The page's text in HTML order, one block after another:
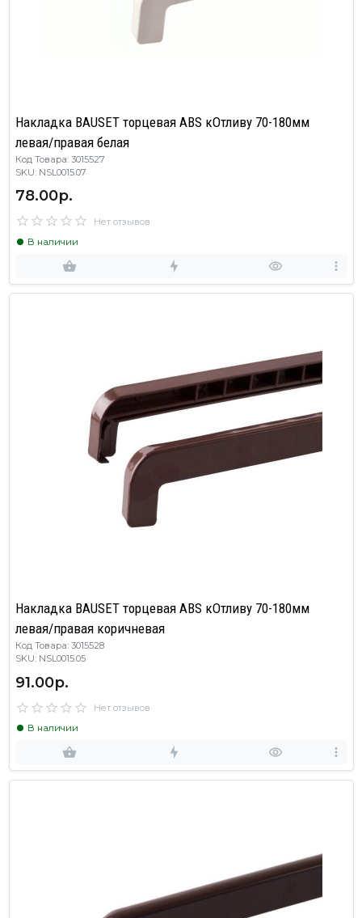
Накладка BAUSET торцевая ABS кОтливу 70-180мм
левая/правая белая
Код Товара: 3015527
SKU: NSL0015.07
78.00р.
Нет отзывов
В наличии
Накладка BAUSET торцевая ABS кОтливу 70-180мм
левая/правая коричневая
Код Товара: 3015528
SKU: NSL0015.05
91.00р.
Нет отзывов
В наличии